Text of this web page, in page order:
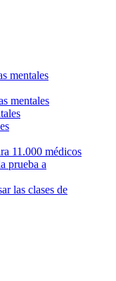
mentales
mentales
11.000 médicos
prueba a
las clases de